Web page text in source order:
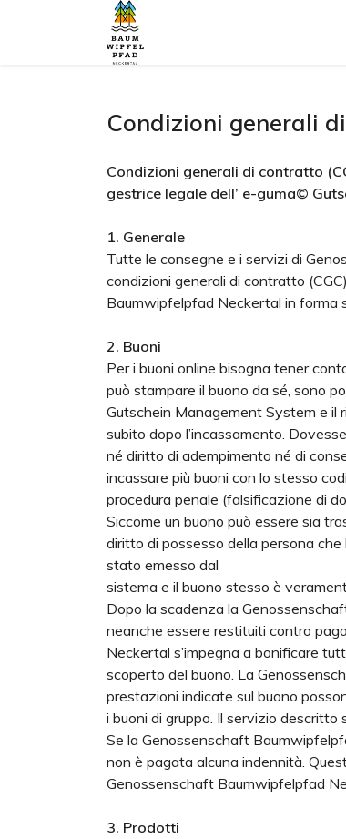
Condizioni generali
Condizioni generali di contratto
gestrice legale dell’ e-guma©
1. Generale
Tutte le consegne e i servizi di
condizioni generali di contratto
Baumwipfelpfad Neckertal in forma
2. Buoni
Per i buoni online bisogna tener
può stampare il buono da sé, sono
Gutschein Management System e il
subito dopo l’incassamento.
né diritto di adempimento né di
incassare più buoni con lo stesso
procedura penale (falsificazione di
Siccome un buono può essere sia
diritto di possesso della persona
stato emesso dal
sistema e il buono stesso è
Dopo la scadenza la
neanche essere restituiti contro
Neckertal s’impegna a bonificare
scoperto del buono. La
prestazioni indicate sul buono
i buoni di gruppo. Il servizio descritto
Se la Genossenschaft
non è pagata alcuna indennità.
Genossenschaft Baumwipfelpfad
3. Prodotti